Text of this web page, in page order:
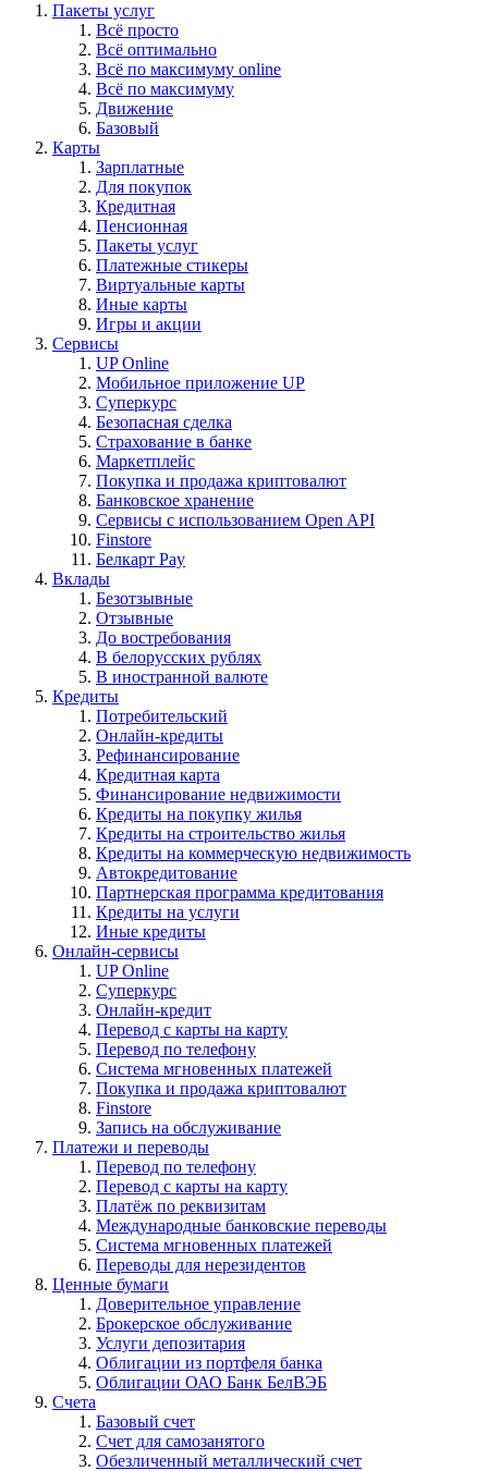
Пакеты услуг
Всё просто
Всё оптимально
Всё по максимуму online
Всё по максимуму
Движение
Базовый
Карты
Зарплатные
Для покупок
Кредитная
Пенсионная
Пакеты услуг
Платежные стикеры
Виртуальные карты
Иные карты
Игры и акции
Сервисы
UP Online
Мобильное приложение UP
Суперкурс
Безопасная сделка
Страхование в банке
Маркетплейс
Покупка и продажа криптовалют
Банковское хранение
Сервисы с использованием Open API
Finstore
Белкарт Pay
Вклады
Безотзывные
Отзывные
До востребования
В белорусских рублях
В иностранной валюте
Кредиты
Потребительский
Онлайн-кредиты
Рефинансирование
Кредитная карта
Финансирование недвижимости
Кредиты на покупку жилья
Кредиты на строительство жилья
Кредиты на коммерческую недвижимость
Автокредитование
Партнерская программа кредитования
Кредиты на услуги
Иные кредиты
Онлайн-сервисы
UP Online
Суперкурс
Онлайн-кредит
Перевод с карты на карту
Перевод по телефону
Система мгновенных платежей
Покупка и продажа криптовалют
Finstore
Запись на обслуживание
Платежи и переводы
Перевод по телефону
Перевод с карты на карту
Платёж по реквизитам
Международные банковские переводы
Система мгновенных платежей
Переводы для нерезидентов
Ценные бумаги
Доверительное управление
Брокерское обслуживание
Услуги депозитария
Облигации из портфеля банка
Облигации ОАО Банк БелВЭБ
Счета
Базовый счет
Счет для самозанятого
Обезличенный металлический счет